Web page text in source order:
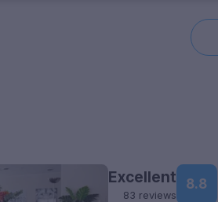
Excellent
83 reviews
8.8